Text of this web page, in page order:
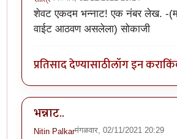
शेवट एकदम भन्नाट! एक नंबर लेख. -
वाईट आठवण असलेला) सोकाजी
प्रतिसाद देण्यासाठीलॉग इन करा
भन्नाट..
Nitin Palkarमंगळवार, 02/11/2021 20:29